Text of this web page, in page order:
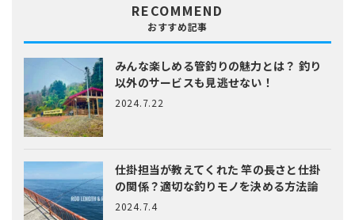
RECOMMEND
おすすめ記事
みんな楽しめる管釣りの魅力とは？ 釣り
以外のサービスも見逃せない！
2024.7.22
仕掛担当が教えてくれた竿の長さと仕掛
の関係？適切な釣りモノを決める方法論
2024.7.4